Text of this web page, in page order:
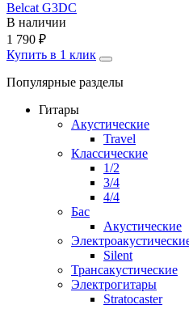
Belcat G3DC
В наличии
1 790 ₽
Купить в 1 клик
Популярные разделы
Гитары
Акустические
Travel
Классические
1/2
3/4
4/4
Бас
Акустические
Silent
Трансакустические
Электрогитары
Stratocaster